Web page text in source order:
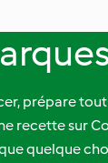
prépare
recette sur
quelque